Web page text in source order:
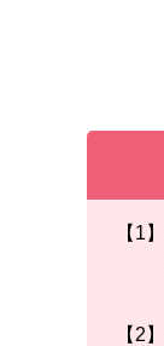
【1】
【2】